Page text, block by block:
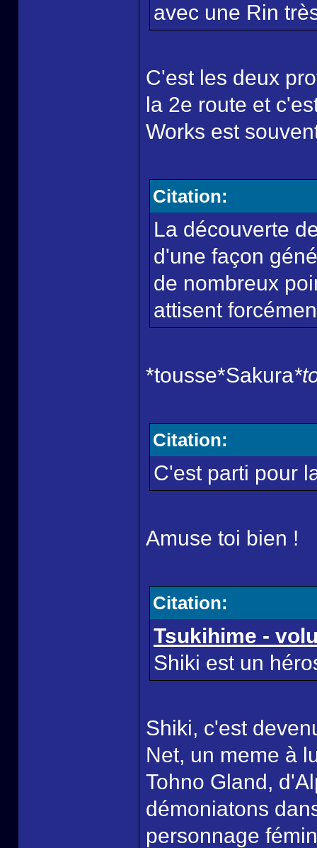
avec une Rin
C'est les deux
la 2e route et
Works est
Citation:
La découverte
d'une façon
de nombreux
attisent
*tousse*Sakura
Citation:
C'est parti pour
Amuse toi bien !
Citation:
Tsukihime -
Shiki est un
Shiki, c'est
Net, un meme à
Tohno Gland,
démoniatons
personnage